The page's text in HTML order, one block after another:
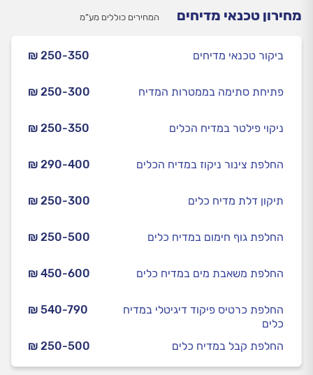
מחירון טכנאי מדיחים המחירים כוללים מע”מ
₪ 250-350 ביקור טכנאי מדיחים
₪ 250-300 פתיחת סתימה בממטרות המדיח
₪ 250-350 ניקוי פילטר במדיח הכלים
₪ 290-400 החלפת צינור ניקוז במדיח הכלים
₪ 250-300 תיקון דלת מדיח כלים
₪ 250-500 החלפת גוף חימום במדיח כלים
₪ 450-600 החלפת משאבת מים במדיח כלים
₪ 540-790
החלפת כרטיס פיקוד דיגיטלי במדיח
כלים
₪ 250-500
החלפת קבל במדיח כלים